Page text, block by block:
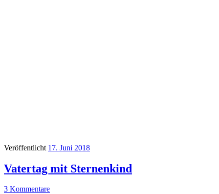
Veröffentlicht 17. Juni 2018
Vatertag mit Sternenkind
3 Kommentare